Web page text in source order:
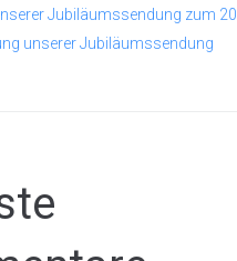
Jubiläumssendung zum 20.
unserer Jubiläumssendung